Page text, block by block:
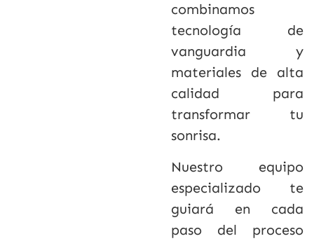
combinamos
tecnología de
vanguardia y
materiales de alta
calidad para
transformar tu
sonrisa.
Nuestro equipo
especializado te
guiará en cada
paso del proceso